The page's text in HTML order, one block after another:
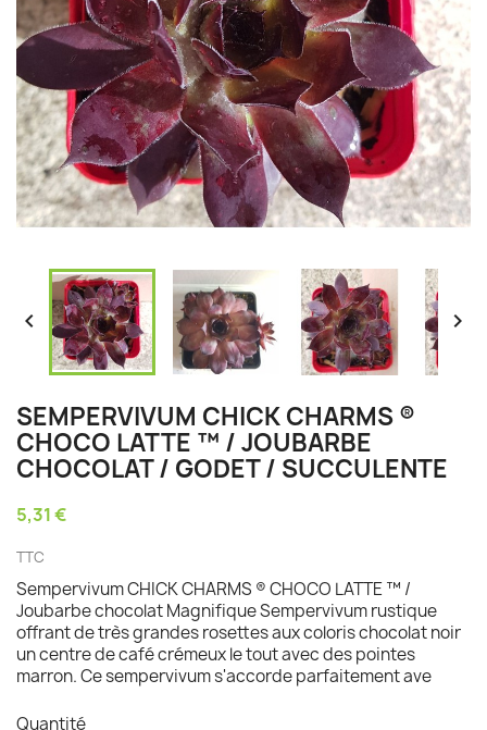
 
SEMPERVIVUM CHICK CHARMS ®
CHOCO LATTE ™ / JOUBARBE
CHOCOLAT / GODET / SUCCULENTE
5,31 €
TTC
Sempervivum CHICK CHARMS ® CHOCO LATTE ™ /
Joubarbe chocolat Magnifique Sempervivum rustique
offrant de très grandes rosettes aux coloris chocolat noir
un centre de café crémeux le tout avec des pointes
marron. Ce sempervivum s'accorde parfaitement ave
Quantité